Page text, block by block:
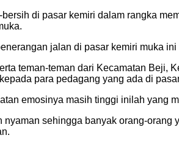
di pasar kemiri dalam rangka
jalan di pasar kemiri muka
teman-teman dari Kecamatan Beji,
para pedagang yang ada di
emosinya masih tinggi inilah yang
sehingga banyak orang-